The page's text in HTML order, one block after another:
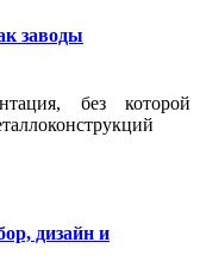
заводы
без которой
дизайн и